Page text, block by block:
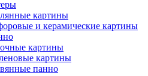
картины
и керамические картины
картины
картины
панно